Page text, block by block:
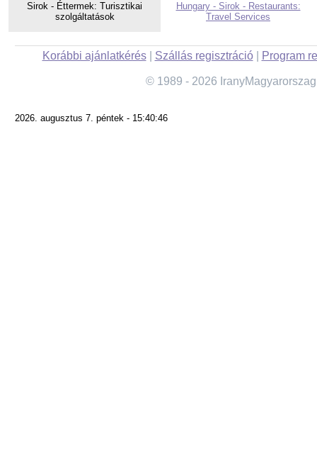
Sirok - Éttermek: Turisztikai
szolgáltatások
Hungary - Sirok - Restaurants:
Travel Services
Korábbi ajánlatkérés| Szállás regisztráció| Program
© 1989 - 2026
2026. augusztus 7. péntek - 15:40:46